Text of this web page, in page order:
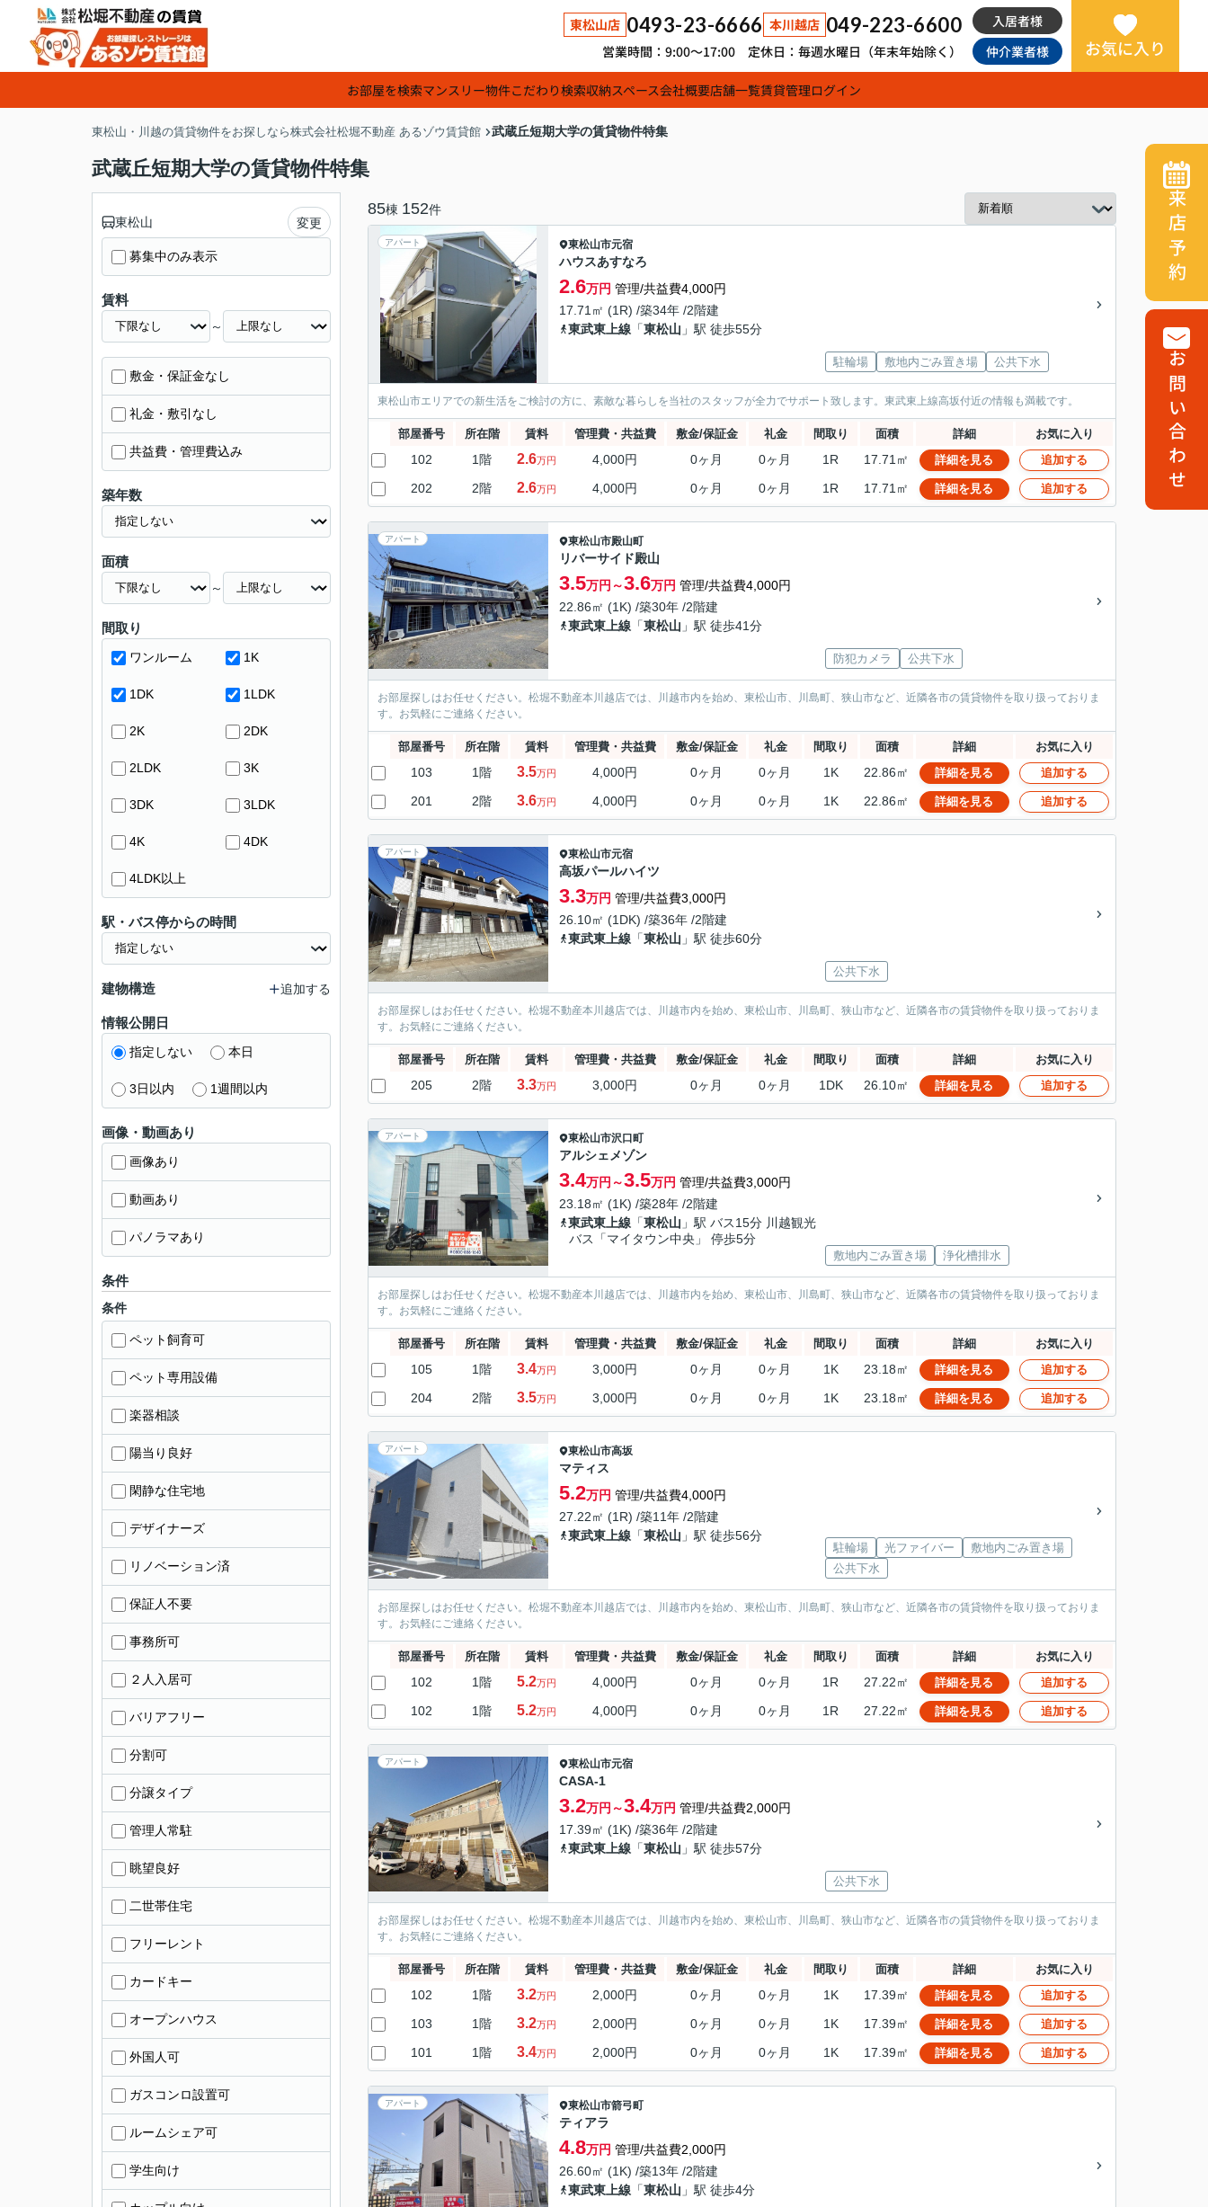
東松山店 0493-23-6666 本川越店 049-223-6600
営業時間：9:00～17:00 定休日：毎週水曜日（年末年始除く）
入居者様
仲介業者様
お気に入り
お部屋を検索マンスリー物件こだわり検索収納スペース会社概要店舗一覧賃貸管理ログイン
東松山・川越の賃貸物件をお探しなら株式会社松堀不動産 あるゾウ賃貸館 武蔵丘短期大学の賃貸物件特集
武蔵丘短期大学の賃貸物件特集
85棟 152件
アパート 東松山市元宿
ハウスあすなろ
2.6万円 管理/共益費4,000円
17.71㎡ (1R) /築34年 /2階建
東武東上線 「東松山 」駅 徒歩55分
駐輪場 敷地内ごみ置き場 公共下水
東松山市エリアでの新生活をご検討の方に、素敵な暮らしを当社のスタッフが全力でサポート致します。東武東上線高坂付近の情報も満載です。
部屋番号 所在階 賃料 管理費・共益費 敷金/保証金 礼金 間取り 面積 詳細 お気に入り
102 1階 2.6万円 4,000円 0ヶ月 0ヶ月 1R 17.71㎡ 詳細を見る 追加する
202 2階 2.6万円 4,000円 0ヶ月 0ヶ月 1R 17.71㎡ 詳細を見る 追加する
アパート 東松山市殿山町
リバーサイド殿山
3.5万円～3.6万円 管理/共益費4,000円
22.86㎡ (1K) /築30年 /2階建
東武東上線 「東松山 」駅 徒歩41分
防犯カメラ 公共下水
お部屋探しはお任せください。松堀不動産本川越店では、川越市内を始め、東松山市、川島町、狭山市など、近隣各市の賃貸物件を取り扱っておりま
す。お気軽にご連絡ください。
部屋番号 所在階 賃料 管理費・共益費 敷金/保証金 礼金 間取り 面積 詳細 お気に入り
103 1階 3.5万円 4,000円 0ヶ月 0ヶ月 1K 22.86㎡ 詳細を見る 追加する
201 2階 3.6万円 4,000円 0ヶ月 0ヶ月 1K 22.86㎡ 詳細を見る 追加する
アパート 東松山市元宿
高坂パールハイツ
3.3万円 管理/共益費3,000円
26.10㎡ (1DK) /築36年 /2階建
東武東上線 「東松山 」駅 徒歩60分
公共下水
お部屋探しはお任せください。松堀不動産本川越店では、川越市内を始め、東松山市、川島町、狭山市など、近隣各市の賃貸物件を取り扱っておりま
す。お気軽にご連絡ください。
部屋番号 所在階 賃料 管理費・共益費 敷金/保証金 礼金 間取り 面積 詳細 お気に入り
205 2階 3.3万円 3,000円 0ヶ月 0ヶ月 1DK 26.10㎡ 詳細を見る 追加する
アパート 東松山市沢口町
アルシェメゾン
3.4万円～3.5万円 管理/共益費3,000円
23.18㎡ (1K) /築28年 /2階建
東武東上線 「東松山 」駅 バス15分 川越観光
バス「マイタウン中央」 停歩5分
敷地内ごみ置き場 浄化槽排水
お部屋探しはお任せください。松堀不動産本川越店では、川越市内を始め、東松山市、川島町、狭山市など、近隣各市の賃貸物件を取り扱っておりま
す。お気軽にご連絡ください。
部屋番号 所在階 賃料 管理費・共益費 敷金/保証金 礼金 間取り 面積 詳細 お気に入り
105 1階 3.4万円 3,000円 0ヶ月 0ヶ月 1K 23.18㎡ 詳細を見る 追加する
204 2階 3.5万円 3,000円 0ヶ月 0ヶ月 1K 23.18㎡ 詳細を見る 追加する
アパート 東松山市高坂
マティス
5.2万円 管理/共益費4,000円
27.22㎡ (1R) /築11年 /2階建
東武東上線 「東松山 」駅 徒歩56分
駐輪場 光ファイバー
敷地内ごみ置き場
公共下水
お部屋探しはお任せください。松堀不動産本川越店では、川越市内を始め、東松山市、川島町、狭山市など、近隣各市の賃貸物件を取り扱っておりま
す。お気軽にご連絡ください。
部屋番号 所在階 賃料 管理費・共益費 敷金/保証金 礼金 間取り 面積 詳細 お気に入り
102 1階 5.2万円 4,000円 0ヶ月 0ヶ月 1R 27.22㎡ 詳細を見る 追加する
102 1階 5.2万円 4,000円 0ヶ月 0ヶ月 1R 27.22㎡ 詳細を見る 追加する
アパート 東松山市元宿
CASA-1
3.2万円～3.4万円 管理/共益費2,000円
17.39㎡ (1K) /築36年 /2階建
東武東上線 「東松山 」駅 徒歩57分
公共下水
お部屋探しはお任せください。松堀不動産本川越店では、川越市内を始め、東松山市、川島町、狭山市など、近隣各市の賃貸物件を取り扱っておりま
す。お気軽にご連絡ください。
部屋番号 所在階 賃料 管理費・共益費 敷金/保証金 礼金 間取り 面積 詳細 お気に入り
102 1階 3.2万円 2,000円 0ヶ月 0ヶ月 1K 17.39㎡ 詳細を見る 追加する
103 1階 3.2万円 2,000円 0ヶ月 0ヶ月 1K 17.39㎡ 詳細を見る 追加する
101 1階 3.4万円 2,000円 0ヶ月 0ヶ月 1K 17.39㎡ 詳細を見る 追加する
アパート 東松山市箭弓町
ティアラ
4.8万円 管理/共益費2,000円
26.60㎡ (1K) /築13年 /2階建
東武東上線 「東松山 」駅 徒歩4分
東松山 変更
募集中のみ表示
賃料
～
敷金・保証金なし
礼金・敷引なし
共益費・管理費込み
築年数
面積
～
間取り
ワンルーム 1K
1DK 1LDK
2K 2DK
2LDK 3K
3DK 3LDK
4K 4DK
4LDK以上
駅・バス停からの時間
建物構造 追加する
情報公開日
指定しない 本日
3日以内 1週間以内
画像・動画あり
画像あり
動画あり
パノラマあり
条件
条件
ペット飼育可
ペット専用設備
楽器相談
陽当り良好
閑静な住宅地
デザイナーズ
リノベーション済
保証人不要
事務所可
２人入居可
バリアフリー
分割可
分譲タイプ
管理人常駐
眺望良好
二世帯住宅
フリーレント
カードキー
オープンハウス
外国人可
ガスコンロ設置可
ルームシェア可
学生向け
来店予約
お問い合わせ